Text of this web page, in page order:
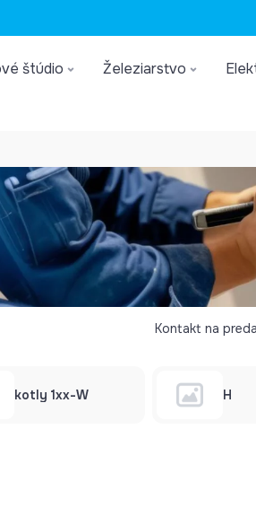
štúdio Železiarstvo
Kontakt na
kotly 1xx-W H